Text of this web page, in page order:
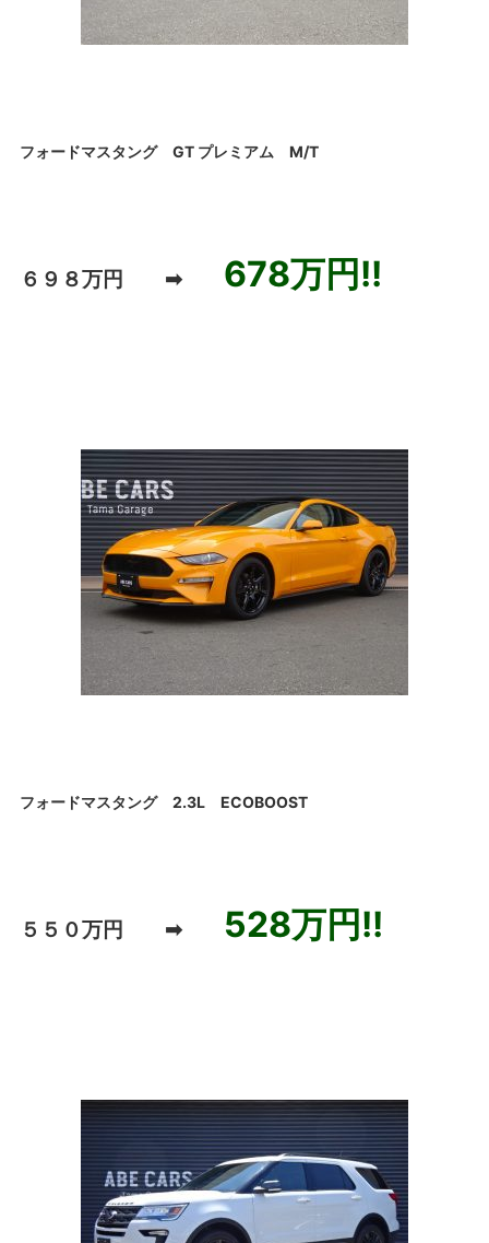
フォードマスタング GT プレミアム M/T
６９８万円 ➡ 678万円!!
フォードマスタング 2.3L ECOBOOST
５５０万円 ➡ 528万円!!